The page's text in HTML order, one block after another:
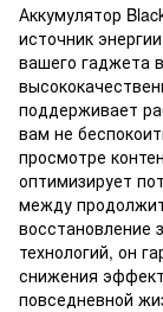
Аккумулятор
источник
вашего гаджета
поддерживает
вам не
просмотре
оптимизирует
между
восстановление
технологий, он
снижения
повседневной